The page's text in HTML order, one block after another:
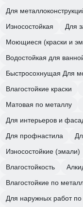
Для
Износостойкая
Для
Моющиеся (краски и
Водостойкая для
Быстросохнущая Для
Влагостойкие краски
Матовая по металлу
Для интерьеров и
Для профнастила
Износостойкие (эмали)
Влагостойкость
Влагостойкие по
Для наружных работ